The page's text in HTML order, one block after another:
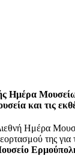
Ημέρα
και τις
Ημέρα
της για